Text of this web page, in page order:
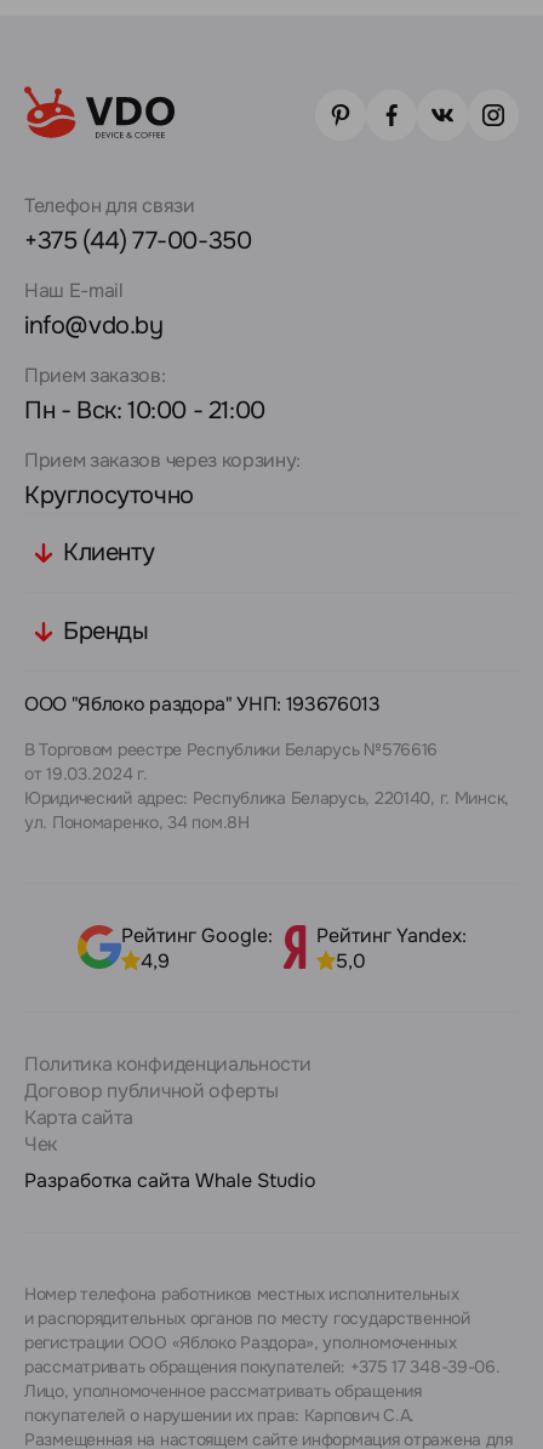
Телефон для связи
+375 (44) 77-00-350
Наш E-mail
info@vdo.by
Прием заказов:
Пн - Вск: 10:00 - 21:00
Прием заказов через корзину:
Круглосуточно
Клиенту
Бренды
ООО "Яблоко раздора" УНП: 193676013
В Торговом реестре Республики Беларусь №576616
от 19.03.2024 г.
Юридический адрес: Республика Беларусь, 220140, г. Минск,
ул. Пономаренко, 34 пом.8Н
Рейтинг Google:
4,9
Рейтинг Yandex:
5,0
Политика конфиденциальности
Договор публичной оферты
Карта сайта
Чек
Разработка сайта Whale Studio
Номер телефона работников местных исполнительных
и распорядительных органов по месту государственной
регистрации ООО «Яблоко Раздора», уполномоченных
рассматривать обращения покупателей: +375 17 348-39-06.
Лицо, уполномоченное рассматривать обращения
покупателей о нарушении их прав: Карпович С.А.
Размещенная на настоящем сайте информация отражена для